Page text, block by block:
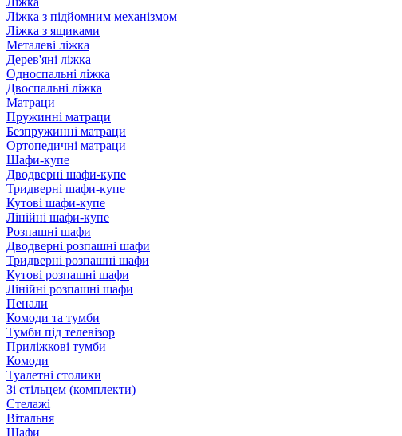
Ліжка з підйомним механізмом
Ліжка з ящиками
Металеві ліжка
Дерев'яні ліжка
Односпальні ліжка
Двоспальні ліжка
Матраци
Пружинні матраци
Безпружинні матраци
Ортопедичні матраци
Шафи-купе
Дводверні шафи-купе
Тридверні шафи-купе
Кутові шафи-купе
Лінійні шафи-купе
Розпашні шафи
Дводверні розпашні шафи
Тридверні розпашні шафи
Кутові розпашні шафи
Лінійні розпашні шафи
Пенали
Комоди та тумби
Тумби під телевізор
Приліжкові тумби
Комоди
Туалетні столики
Зі стільцем (комплекти)
Стелажі
Вітальня
Шафи